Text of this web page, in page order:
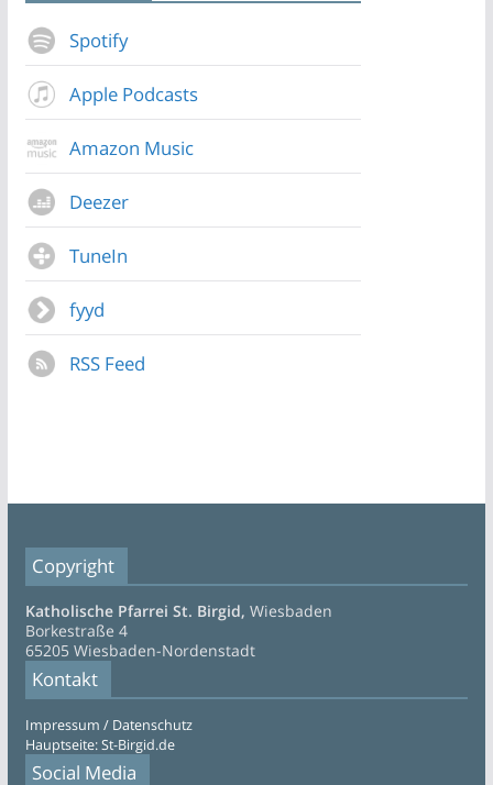
Spotify
Apple Podcasts
Amazon Music
Deezer
TuneIn
fyyd
RSS Feed
Copyright
Katholische Pfarrei St. Birgid, Wiesbaden
Borkestraße 4
65205 Wiesbaden-Nordenstadt
Kontakt
Impressum / Datenschutz
Hauptseite: St-Birgid.de
Social Media